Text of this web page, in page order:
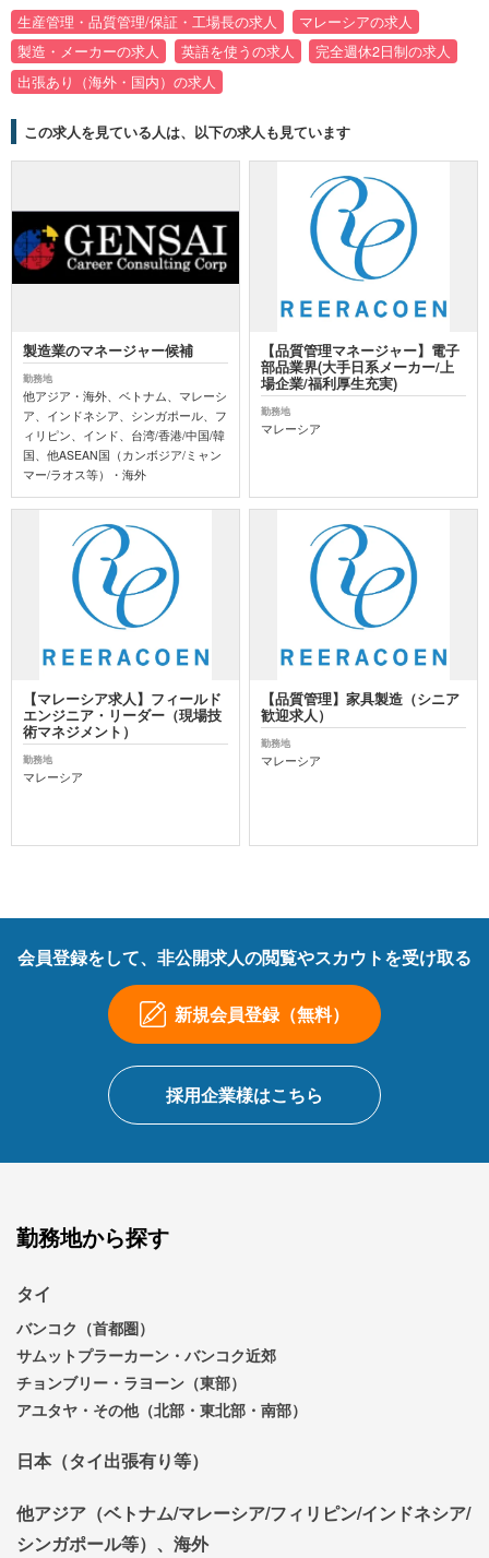
生産管理・品質管理/保証・工場長の求人
マレーシアの求人
製造・メーカーの求人
英語を使うの求人
完全週休2日制の求人
出張あり（海外・国内）の求人
この求人を見ている人は、以下の求人も見ています
製造業のマネージャー候補
勤務地
他アジア・海外、ベトナム、マレーシ
ア、インドネシア、シンガポール、フ
ィリピン、インド、台湾/香港/中国/韓
国、他ASEAN国（カンボジア/ミャン
マー/ラオス等）・海外
【品質管理マネージャー】電子
部品業界(大手日系メーカー/上
場企業/福利厚生充実)
勤務地
マレーシア
【マレーシア求人】フィールド
エンジニア・リーダー（現場技
術マネジメント）
勤務地
マレーシア
【品質管理】家具製造（シニア
歓迎求人）
勤務地
マレーシア
会員登録をして、非公開求人の閲覧やスカウトを受け取る
新規会員登録（無料）
採用企業様はこちら
勤務地から探す
タイ
バンコク（首都圏）
サムットプラーカーン・バンコク近郊
チョンブリー・ラヨーン（東部）
アユタヤ・その他（北部・東北部・南部）
日本（タイ出張有り等）
他アジア（ベトナム/マレーシア/フィリピン/インドネシア/
シンガポール等）、海外